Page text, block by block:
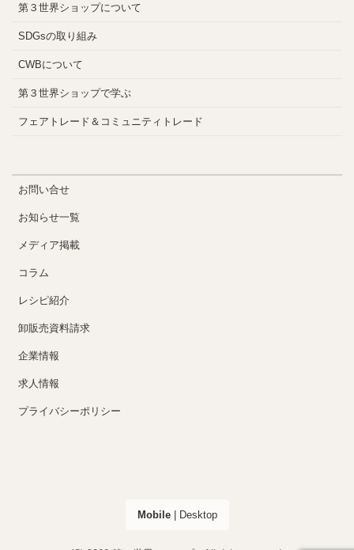
第３世界ショップについて
SDGsの取り組み
CWBについて
第３世界ショップで学ぶ
フェアトレード＆コミュニティトレード
お問い合せ
お知らせ一覧
メディア掲載
コラム
レシピ紹介
卸販売資料請求
企業情報
求人情報
プライバシーポリシー
Mobile| Desktop